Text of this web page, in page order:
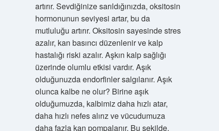
artırır. Sevdiğinize sarıldığınızda, oksitosin
hormonunun seviyesi artar, bu da
mutluluğu artırır. Oksitosin sayesinde stres
azalır, kan basıncı düzenlenir ve kalp
hastalığı riski azalır. Aşkın kalp sağlığı
üzerinde olumlu etkisi vardır. Aşık
olduğunuzda endorfinler salgılanır. Aşık
olunca kalbe ne olur? Birine aşık
olduğumuzda, kalbimiz daha hızlı atar,
daha hızlı nefes alırız ve vücudumuza
daha fazla kan pompalanır. Bu şekilde,